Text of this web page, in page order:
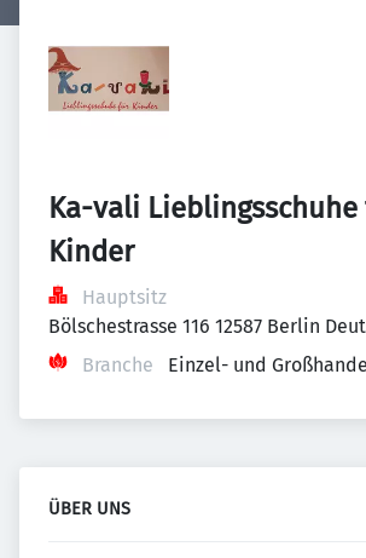
Ka-vali
Kinder
Hauptsitz
Bölschestrasse 116 12587 Berlin
Branche
Einzel- und
ÜBER UNS